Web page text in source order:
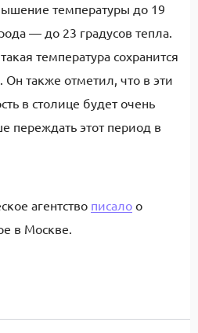
температуры до 19
— до 23 градусов тепла.
температура сохранится
также отметил, что в эти
в столице будет очень
переждать этот период в
агентство писало о
в Москве.